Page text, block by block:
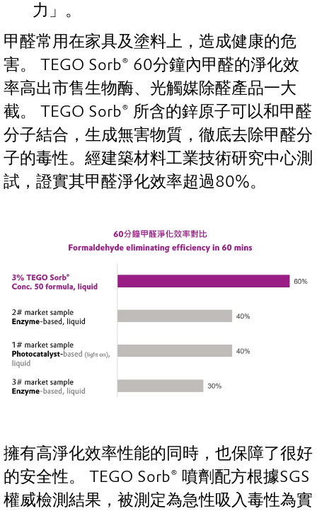
力」。
甲醛常用在家具及塗料上，造成健康的危
害。 TEGO Sorb® 60分鐘內甲醛的淨化效
率高出市售生物酶、光觸媒除醛產品一大
截。 TEGO Sorb® 所含的鋅原子可以和甲醛
分子結合，生成無害物質，徹底去除甲醛分
子的毒性。經建築材料工業技術研究中心測
試，證實其甲醛淨化效率超過80%。
擁有高淨化效率性能的同時，也保障了很好
的安全性。 TEGO Sorb® 噴劑配方根據SGS
權威檢測結果，被測定為急性吸入毒性為實